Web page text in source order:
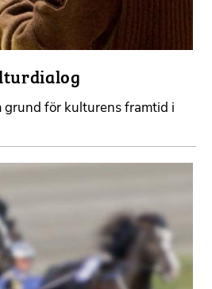
grund för kulturens framtid i